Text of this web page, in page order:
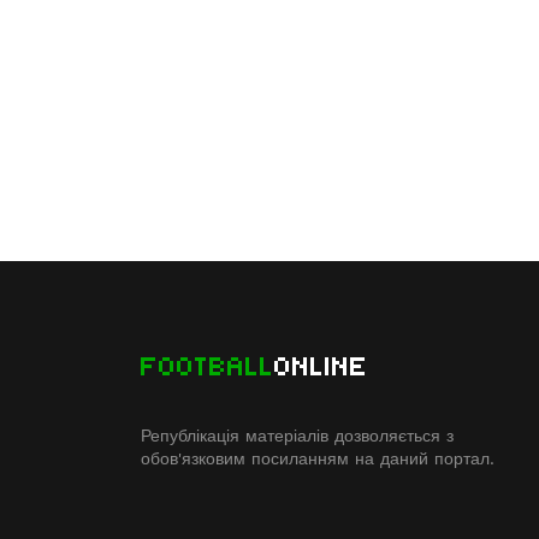
FOOTBALLONLINE
Републікація матеріалів дозволяється з
обов'язковим посиланням на даний портал.